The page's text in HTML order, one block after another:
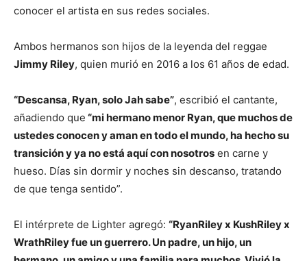
conocer el artista en sus redes sociales.
Ambos hermanos son hijos de la leyenda del reggae
Jimmy Riley, quien murió en 2016 a los 61 años de edad.
“Descansa, Ryan, solo Jah sabe”, escribió el cantante,
añadiendo que “mi hermano menor Ryan, que muchos de
ustedes conocen y aman en todo el mundo, ha hecho su
transición y ya no está aquí con nosotros en carne y
hueso. Días sin dormir y noches sin descanso, tratando
de que tenga sentido”.
El intérprete de Lighter agregó: “RyanRiley x KushRiley x
WrathRiley fue un guerrero. Un padre, un hijo, un